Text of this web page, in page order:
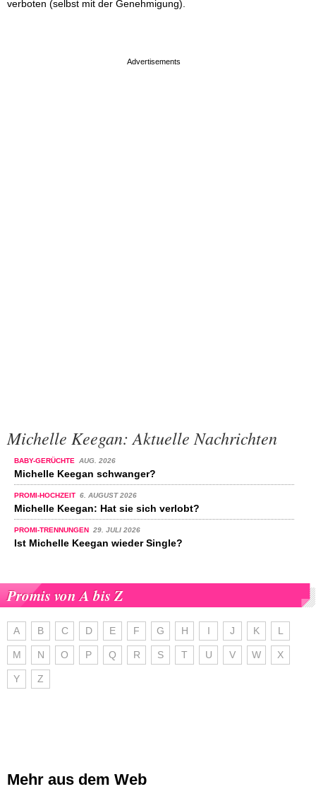
verboten (selbst mit der Genehmigung).
Michelle Keegan: Aktuelle Nachrichten
BABY-GERÜCHTE AUG. 2026
Michelle Keegan schwanger?
PROMI-HOCHZEIT 6. AUGUST 2026
Michelle Keegan: Hat sie sich verlobt?
PROMI-TRENNUNGEN 29. JULI 2026
Ist Michelle Keegan wieder Single?
Promis von A bis Z
A B C D E F G H I J K L
M N O P Q R S T U V W X
Y Z
Mehr aus dem Web